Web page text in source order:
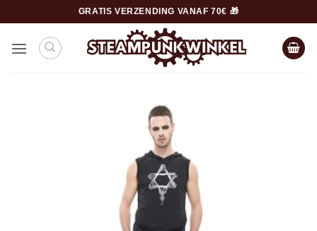
naar
inhoud
GRATIS VERZENDING VANAF 70€ 🎁